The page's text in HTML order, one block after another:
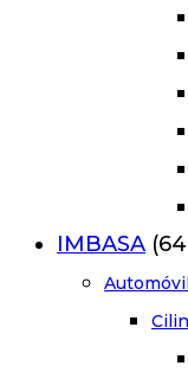
IMBASA